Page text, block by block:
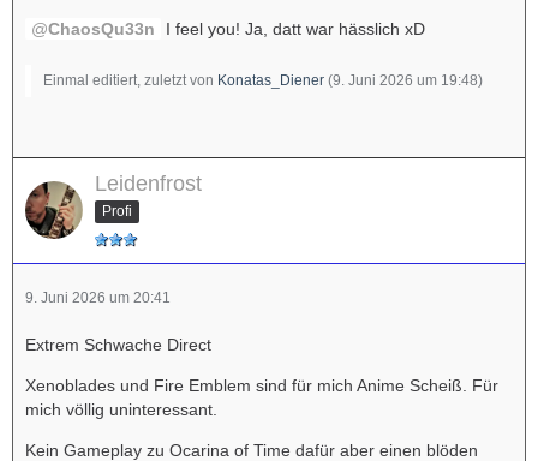
ChaosQu33n I feel you! Ja, datt war hässlich xD
Einmal editiert, zuletzt von Konatas_Diener (9. Juni 2026 um 19:48)
Leidenfrost
Profi
9. Juni 2026 um 20:41
Extrem Schwache Direct
Xenoblades und Fire Emblem sind für mich Anime Scheiß. Für
mich völlig uninteressant.
Kein Gameplay zu Ocarina of Time dafür aber einen blöden